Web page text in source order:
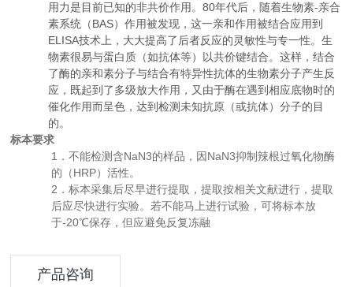
用力是目前已知的非共价作用。80年代后，随着生物素-亲合
素系统 （BAS）作用被发现，这一亲和作用被结合应用到
ELISA技术上，大大提高了后者反应的灵敏性与专一性。生
物素很易与蛋白质（如抗体等）以共价键结合。这样，结合
了酶的亲和素分子与结合有特异性抗体的生物素分子产生反
应，既起到了多级放大作用，又由于酶在遇到相应底物时的
催化作用而呈色，达到检测未知抗原（或抗体）分子的目
的。
标本要求
1 ．不能检测含NaN3的样品，因 NaN3抑制辣根过氧化物酶
的（ HRP）活性。
2 ．标本采集后尽早进行提取，提取按相关文献进行，提取
后应尽快进行实验。若不能马上进行试验，可将标本放
于-20℃保存，但应避免反复冻融
产品咨询